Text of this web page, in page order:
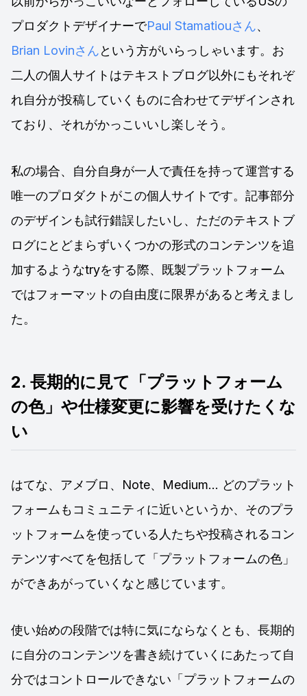
プロダクトデザイナーでPaul Stamatiouさん、
Brian Lovinさんという方がいらっしゃいます。お
二人の個人サイトはテキストブログ以外にもそれぞ
れ自分が投稿していくものに合わせてデザインされ
ており、それがかっこいいし楽しそう。
私の場合、自分自身が一人で責任を持って運営する
唯一のプロダクトがこの個人サイトです。記事部分
のデザインも試行錯誤したいし、ただのテキストブ
ログにとどまらずいくつかの形式のコンテンツを追
加するようなtryをする際、既製プラットフォーム
ではフォーマットの自由度に限界があると考えまし
た。
2. 長期的に見て「プラットフォーム
の色」や仕様変更に影響を受けたくな
い
はてな、アメブロ、Note、Medium… どのプラット
フォームもコミュニティに近いというか、そのプラ
ットフォームを使っている人たちや投稿されるコン
テンツすべてを包括して「プラットフォームの色」
ができあがっていくなと感じています。
使い始めの段階では特に気にならなくとも、長期的
に自分のコンテンツを書き続けていくにあたって自
分ではコントロールできない「プラットフォームの